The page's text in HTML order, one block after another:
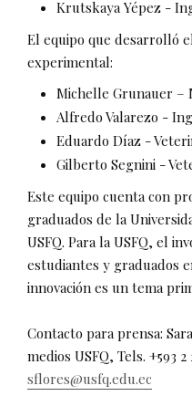
Krutskaya Yépez -
El equipo que desarrolló
experimental:
Michelle Grunauer –
Alfredo Valarezo -
Eduardo Díaz -
Gilberto Segnini -
Este equipo cuenta con
graduados de la
USFQ. Para la USFQ, el
estudiantes y graduados
innovación es un tema
Contacto para prensa:
medios USFQ, Tels. +593 2
sflores@usfq.edu.ec